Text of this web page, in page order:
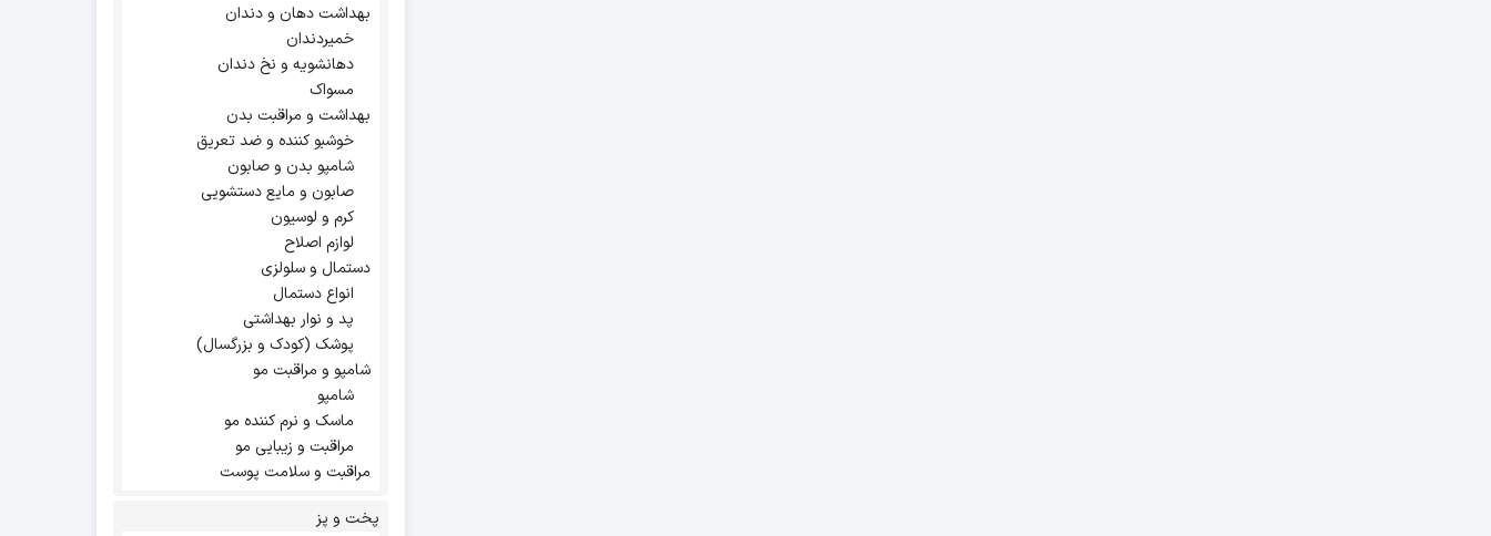
بهداشت دهان و دندان
خمیردندان
دهانشویه و نخ دندان
مسواک
بهداشت و مراقبت بدن
خوشبو کننده و ضد تعریق
شامپو بدن و صابون
صابون و مایع دستشویی
کرم و لوسیون
لوازم اصلاح
دستمال و سلولزی
انواع دستمال
پد و نوار بهداشتی
پوشک (کودک و بزرگسال)
شامپو و مراقبت مو
شامپو
ماسک و نرم کننده مو
مراقبت و زیبایی مو
مراقبت و سلامت پوست
پخت و پز